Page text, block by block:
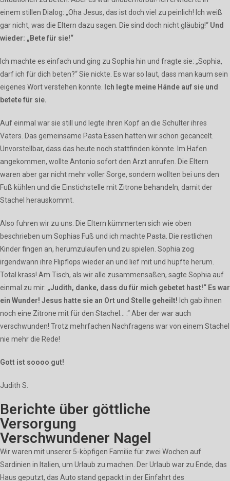
einem stillen Dialog: „Oha Jesus, das ist doch viel zu peinlich! Ich weiß
gar nicht, was die Eltern dazu sagen. Die sind doch nicht gläubig!“ Und
wieder: „Bete für sie!“
Ich machte es einfach und ging zu Sophia hin und fragte sie: „Sophia,
darf ich für dich beten?“ Sie nickte. Es war so laut, dass man kaum sein
eigenes Wort verstehen konnte.
Ich legte meine Hände auf sie und
betete für sie.
Auf einmal war sie still und legte ihren Kopf an die Schulter ihres
Vaters. Das gemeinsame Pasta Essen hatten wir schon gecancelt.
Unvorstellbar, dass das heute noch stattfinden könnte. Im Hafen
angekommen, wollte Antonio sofort den Arzt anrufen. Die Eltern
waren aber gar nicht mehr voller Sorge, sondern wollten bei uns den
Fuß kühlen und die Einstichstelle mit Zitrone behandeln, damit der
Stachel herauskommt.
Also fuhren wir zu uns. Die Eltern kümmerten sich wie oben
beschrieben um Sophias Fuß und ich machte Pasta. Die restlichen
Kinder fingen an, herumzulaufen und zu spielen. Sophia zog
irgendwann ihre Flipflops wieder an und lief mit und hüpfte herum.
Total krass! Am Tisch, als wir alle zusammensaßen, sagte Sophia auf
einmal zu mir: „Judith, danke, dass du für mich gebetet hast!“ Es war
ein Wunder! Jesus hatte sie an Ort und Stelle geheilt! Ich gab ihnen
noch eine Zitrone mit für den Stachel… .“ Aber der war auch
verschwunden! Trotz mehrfachen Nachfragens war von einem Stachel
nie mehr die Rede!
Gott ist soooo gut!
Judith S.
Berichte über göttliche
Versorgung
Verschwundener Nagel
Wir waren mit unserer 5-köpfigen Familie für zwei Wochen auf
Sardinien in Italien, um Urlaub zu machen. Der Urlaub war zu Ende, das
Haus geputzt, das Auto stand gepackt in der Einfahrt des